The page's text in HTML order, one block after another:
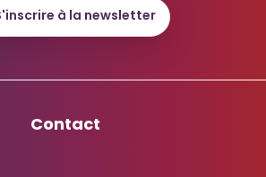
à la newsletter
Contact